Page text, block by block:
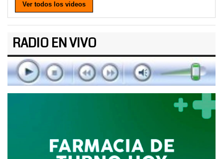
Ver todos los videos
RADIO EN VIVO